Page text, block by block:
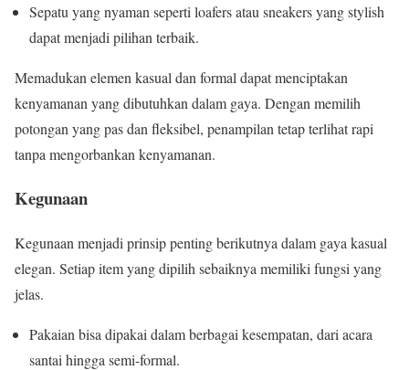
Sepatu yang nyaman seperti loafers atau sneakers yang stylish
dapat menjadi pilihan terbaik.
Memadukan elemen kasual dan formal dapat menciptakan
kenyamanan yang dibutuhkan dalam gaya. Dengan memilih
potongan yang pas dan fleksibel, penampilan tetap terlihat rapi
tanpa mengorbankan kenyamanan.
Kegunaan
Kegunaan menjadi prinsip penting berikutnya dalam gaya kasual
elegan. Setiap item yang dipilih sebaiknya memiliki fungsi yang
jelas.
Pakaian bisa dipakai dalam berbagai kesempatan, dari acara
santai hingga semi-formal.